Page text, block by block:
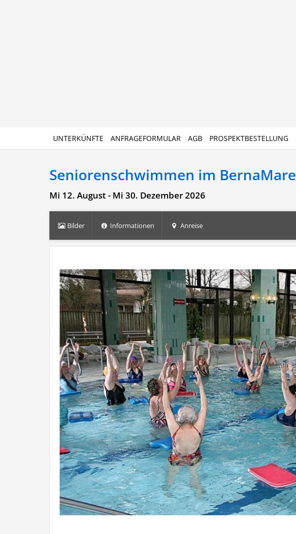
UNTERKÜNFTE ANFRAGEFORMULAR AGB PROSPEKTBESTELLUNG
Seniorenschwimmen im BernaMare
Mi 12. August - Mi 30. Dezember 2026
Bilder Informationen Anreise